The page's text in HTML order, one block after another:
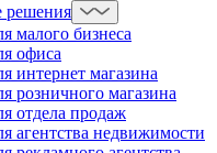
решения
малого бизнеса
офиса
интернет магазина
розничного магазина
отдела продаж
агентства недвижимости